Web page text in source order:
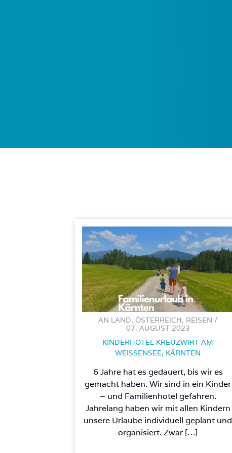
AN LAND, ÖSTERREICH, REISEN /
07. AUGUST 2023
KINDERHOTEL KREUZWIRT AM
WEISSENSEE, KÄRNTEN
6 Jahre hat es gedauert, bis wir es
gemacht haben. Wir sind in ein Kinder
– und Familienhotel gefahren.
Jahrelang haben wir mit allen Kindern
unsere Urlaube individuell geplant und
organisiert. Zwar […]